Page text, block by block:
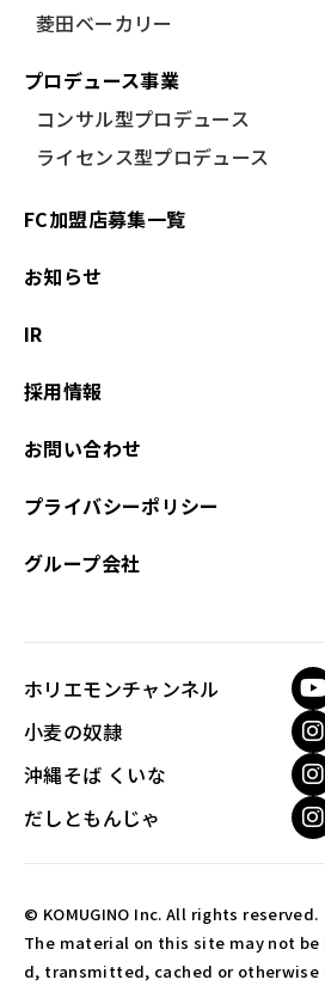
菱田ベーカリー
プロデュース事業
コンサル型プロデュース
ライセンス型プロデュース
FC加盟店募集一覧
お知らせ
IR
採用情報
お問い合わせ
プライバシーポリシー
グループ会社
ホリエモンチャンネル
小麦の奴隷
沖縄そば くいな
だしともんじゃ
© KOMUGINO Inc. All rights reserved.
The material on this site may not
d, transmitted, cached or